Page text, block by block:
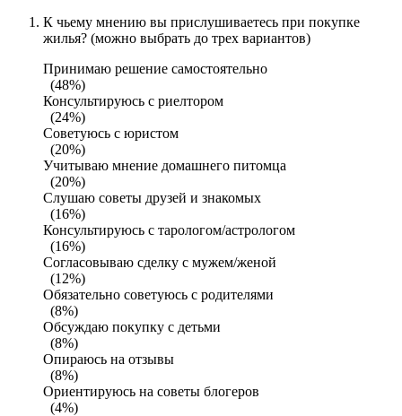
К чьему мнению вы прислушиваетесь при покупке
жилья? (можно выбрать до трех вариантов)
Принимаю решение самостоятельно
(48%)
Консультируюсь с риелтором
(24%)
Советуюсь с юристом
(20%)
Учитываю мнение домашнего питомца
(20%)
Слушаю советы друзей и знакомых
(16%)
Консультируюсь с тарологом/астрологом
(16%)
Согласовываю сделку с мужем/женой
(12%)
Обязательно советуюсь с родителями
(8%)
Обсуждаю покупку с детьми
(8%)
Опираюсь на отзывы
(8%)
Ориентируюсь на советы блогеров
(4%)